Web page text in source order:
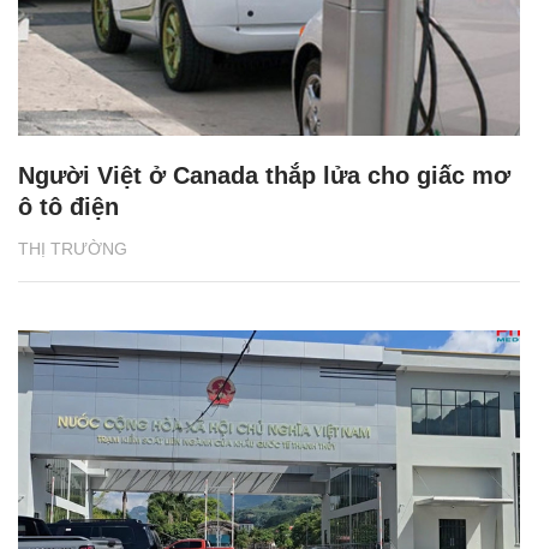
THỊ TRƯỜNG
Người Việt ở Canada thắp lửa cho giấc mơ
ô tô điện